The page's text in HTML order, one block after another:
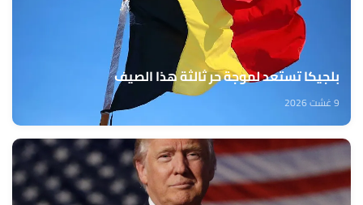
بلجيكا تستعد لموجة حر ثالثة هذا الصيف
9 غشت 2026